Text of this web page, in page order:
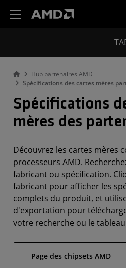
Hub partenaires AMD
Spécifications des cartes mères
Spécifications
mères des
Découvrez les cartes mères
processeurs AMD.
fabricant ou spécification.
fabricant pour afficher les
complets du produit, et
d'exportation pour
votre recherche ou le
Page des chipsets AMD